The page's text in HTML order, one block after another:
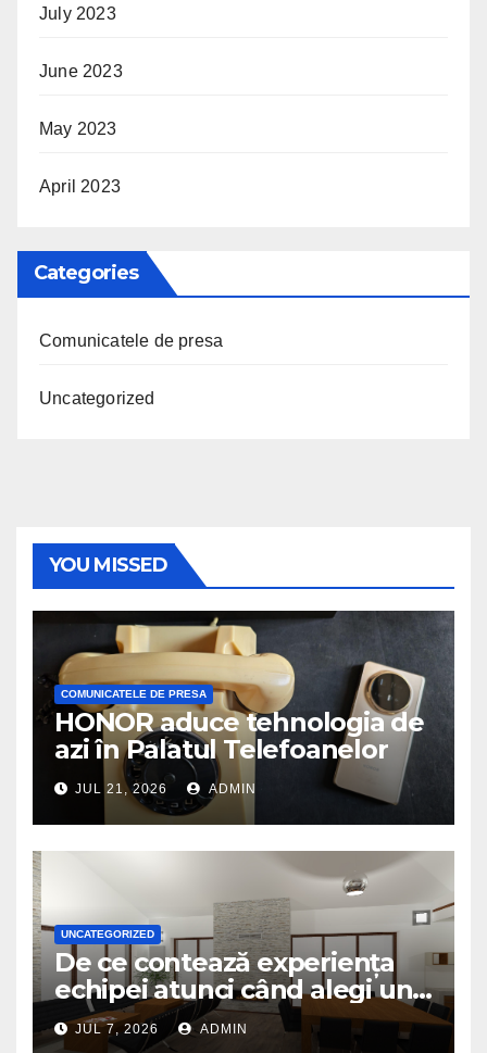
July 2023
June 2023
May 2023
April 2023
Categories
Comunicatele de presa
Uncategorized
YOU MISSED
COMUNICATELE DE PRESA
HONOR aduce tehnologia de
azi în Palatul Telefoanelor
JUL 21, 2026 ADMIN
UNCATEGORIZED
De ce contează experiența
echipei atunci când alegi un
birou de arhitectură
JUL 7, 2026 ADMIN